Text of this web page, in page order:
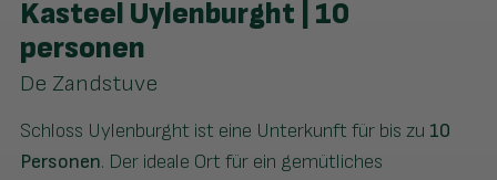
Kasteel Uylenburght | 10
personen
De Zandstuve
Schloss Uylenburght ist eine Unterkunft für bis zu 10
Personen. Der ideale Ort für ein gemütliches